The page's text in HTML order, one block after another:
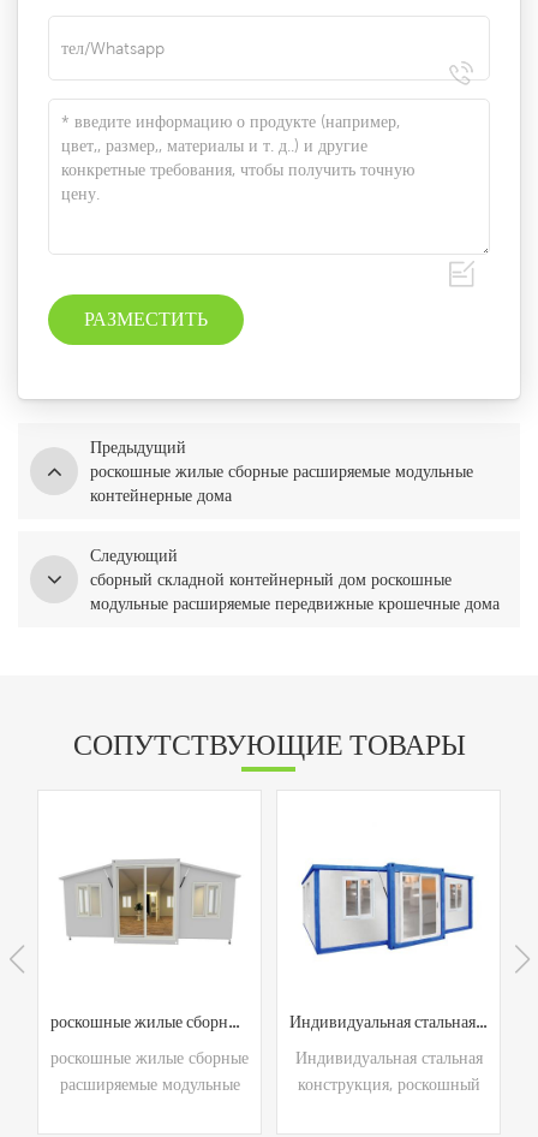
Предыдущий
роскошные жилые сборные расширяемые модульные
контейнерные дома
Следующий
сборный складной контейнерный дом роскошные
модульные расширяемые передвижные крошечные дома
СОПУТСТВУЮЩИЕ ТОВАРЫ
роскошные жилые сборные расширяемые модульные контейнерные дома
роскошные жилые сборные
расширяемые модульные
Индивидуальная стальная конструкция, роскошный современный дизайн, расширяемый контейнерный жилой дом на продажу
Индивидуальная стальная
конструкция, роскошный